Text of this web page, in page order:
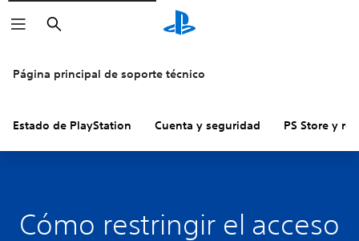
Buscar
Página principal de soporte técnico
Estado de PlayStation Cuenta y seguridad PS Store y
Cómo restringir el acceso